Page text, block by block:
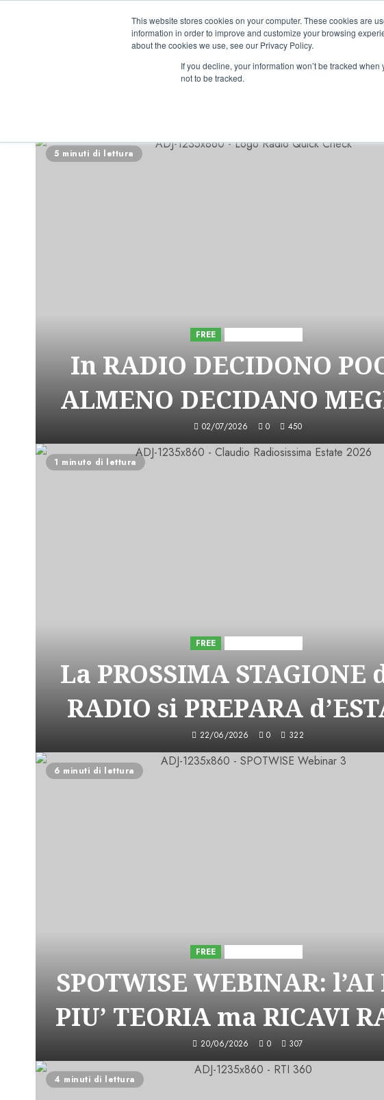
This website stores cookies on your computer. These cookies are
information in order to improve and customize your browsing
about the cookies we use, see our Privacy Policy.
If you decline, your information won’t be tracked
not to be tracked.
11:02:05
5 minuti di lettura
FREE
In RADIO DECIDONO
ALMENO DECIDANO
02/07/2026 0 450
1 minuto di lettura
FREE
La PROSSIMA STAGIONE
RADIO si PREPARA
22/06/2026 0 322
6 minuti di lettura
FREE
SPOTWISE WEBINAR: l’AI
PIU’ TEORIA ma RICAVI
20/06/2026 0 307
4 minuti di lettura